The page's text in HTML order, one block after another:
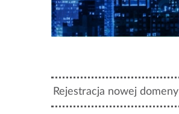
Rejestracja nowej domeny